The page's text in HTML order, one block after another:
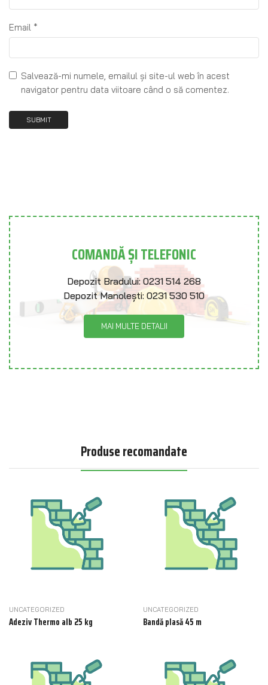
Email *
Salvează-mi numele, emailul și site-ul web în acest
navigator pentru data viitoare când o să comentez.
COMANDĂ ȘI TELEFONIC
Depozit Bradului: 0231 514 268
Depozit Manolești: 0231 530 510
MAI MULTE DETALII
Produse recomandate
UNCATEGORIZED
Adeziv Thermo alb 25 kg
UNCATEGORIZED
Bandă plasă 45 m